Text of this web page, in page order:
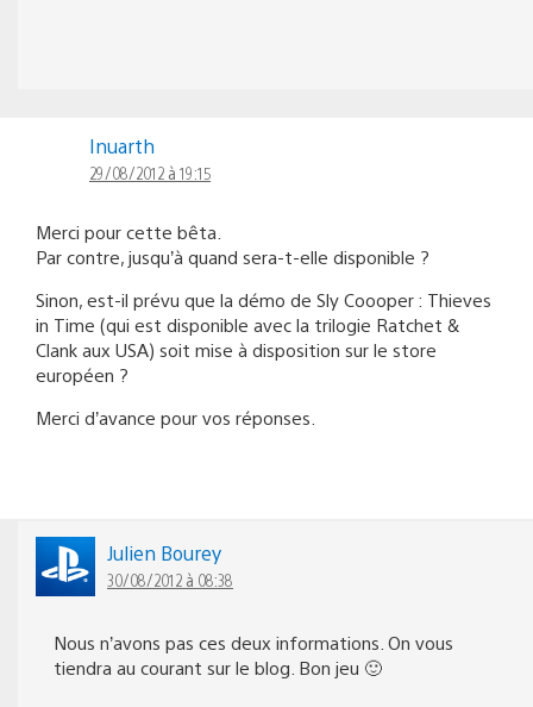
Inuarth
29/08/2012 à 19:15
Merci pour cette bêta.
Par contre, jusqu’à quand sera-t-elle disponible ?
Sinon, est-il prévu que la démo de Sly Coooper : Thieves
in Time (qui est disponible avec la trilogie Ratchet &
Clank aux USA) soit mise à disposition sur le store
européen ?
Merci d’avance pour vos réponses.
Julien Bourey
30/08/2012 à 08:38
Nous n’avons pas ces deux informations. On vous
tiendra au courant sur le blog. Bon jeu 🙂